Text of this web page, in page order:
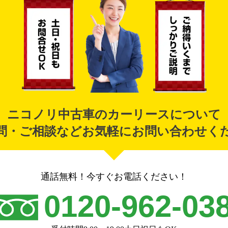
ニコノリ中古車のカーリースについて
・ご相談などお気軽にお問い合わせく
通話無料！今すぐお電話ください！
0120-962-